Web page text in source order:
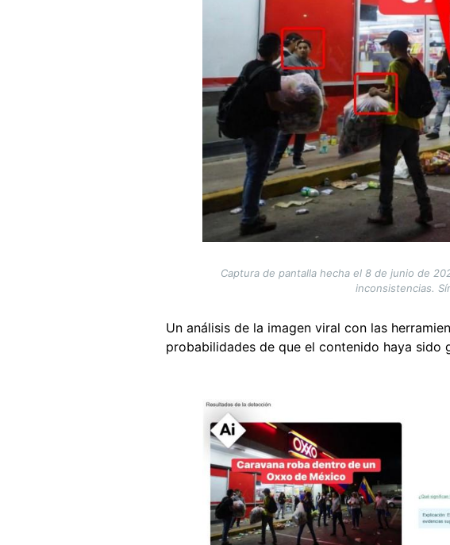
Captura de pantalla hecha el 8 de junio de
inconsistencias.
Un análisis de la imagen viral con las
probabilidades de que el contenido haya sido